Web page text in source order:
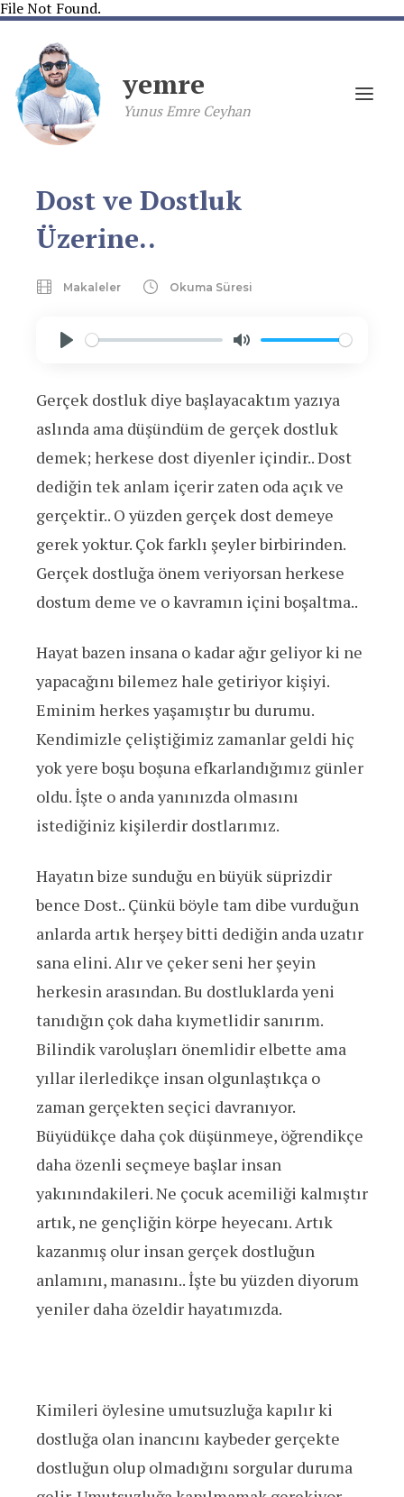
File Not Found.
yemre
Yunus Emre Ceyhan
Dost ve Dostluk
Üzerine..
Makaleler Okuma Süresi
Gerçek dostluk diye başlayacaktım yazıya
aslında ama düşündüm de gerçek dostluk
demek; herkese dost diyenler içindir.. Dost
dediğin tek anlam içerir zaten oda açık ve
gerçektir.. O yüzden gerçek dost demeye
gerek yoktur. Çok farklı şeyler birbirinden.
Gerçek dostluğa önem veriyorsan herkese
dostum deme ve o kavramın içini boşaltma..
Hayat bazen insana o kadar ağır geliyor ki ne
yapacağını bilemez hale getiriyor kişiyi.
Eminim herkes yaşamıştır bu durumu.
Kendimizle çeliştiğimiz zamanlar geldi hiç
yok yere boşu boşuna efkarlandığımız günler
oldu. İşte o anda yanınızda olmasını
istediğiniz kişilerdir dostlarımız.
Hayatın bize sunduğu en büyük süprizdir
bence Dost.. Çünkü böyle tam dibe vurduğun
anlarda artık herşey bitti dediğin anda uzatır
sana elini. Alır ve çeker seni her şeyin
herkesin arasından. Bu dostluklarda yeni
tanıdığın çok daha kıymetlidir sanırım.
Bilindik varoluşları önemlidir elbette ama
yıllar ilerledikçe insan olgunlaştıkça o
zaman gerçekten seçici davranıyor.
Büyüdükçe daha çok düşünmeye, öğrendikçe
daha özenli seçmeye başlar insan
yakınındakileri. Ne çocuk acemiliği kalmıştır
artık, ne gençliğin körpe heyecanı. Artık
kazanmış olur insan gerçek dostluğun
anlamını, manasını.. İşte bu yüzden diyorum
yeniler daha özeldir hayatımızda.
Kimileri öylesine umutsuzluğa kapılır ki
dostluğa olan inancını kaybeder gerçekte
dostluğun olup olmadığını sorgular duruma